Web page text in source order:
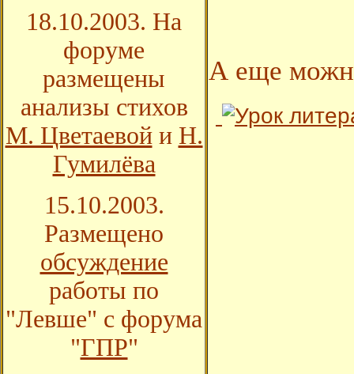
А еще
18.10.2003. На
форуме
размещены
анализы стихов
М. Цветаевойи Н.
Гумилёва
15.10.2003.
Размещено
обсуждение
работы по
"Левше" с форума
"ГПР"